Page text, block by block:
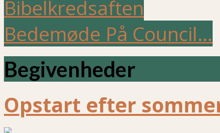
Bibelkredsaften
Bedemøde På Council…
Begivenheder
Opstart efter